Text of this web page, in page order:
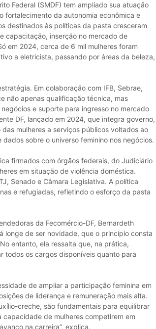
Federal (SMDF) tem ampliado sua atuação
fortalecimento da autonomia econômica e
destinados às políticas da pasta cresceram
capacitação, inserção no mercado de
em 2024, cerca de 6 mil mulheres foram
a eletricista, passando por áreas da beleza,
Em colaboração com IFB, Sebrae,
não apenas qualificação técnica, mas
e suporte para ingresso no mercado
DF, lançado em 2024, que integra governo,
mulheres a serviços públicos voltados ao
sobre o universo feminino nos negócios.
firmados com órgãos federais, do Judiciário
em situação de violência doméstica.
Senado e Câmara Legislativa. A política
e refugiadas, refletindo o esforço da pasta
da Fecomércio-DF, Bernardeth
longe de ser novidade, que o princípio consta
entanto, ela ressalta que, na prática,
todos os cargos disponíveis quanto para
de ampliar a participação feminina em
de liderança e remuneração mais alta.
creche, são fundamentais para equilibrar
de mulheres competirem em
na carreira”, explica.